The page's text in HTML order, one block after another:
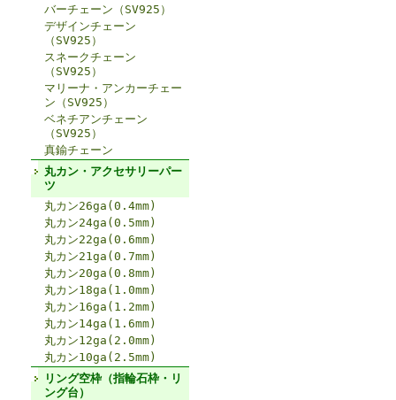
バーチェーン（SV925）
デザインチェーン
（SV925）
スネークチェーン
（SV925）
マリーナ・アンカーチェー
ン（SV925）
ベネチアンチェーン
（SV925）
真鍮チェーン
丸カン・アクセサリーパー
ツ
丸カン26ga(0.4mm)
丸カン24ga(0.5mm)
丸カン22ga(0.6mm)
丸カン21ga(0.7mm)
丸カン20ga(0.8mm)
丸カン18ga(1.0mm)
丸カン16ga(1.2mm)
丸カン14ga(1.6mm)
丸カン12ga(2.0mm)
丸カン10ga(2.5mm)
リング空枠（指輪石枠・リ
ング台）